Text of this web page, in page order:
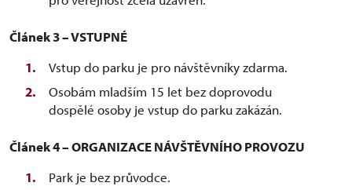
Článek 3 – VSTUPNÉ
Vstup do parku je pro návštěvníky zdarma.
Osobám mladším 15 let bez doprovodu
dospělé osoby je vstup do parku zakázán.
Článek 4 – ORGANIZACE NÁVŠTĚVNÍHO PROVOZU
Park je bez průvodce.